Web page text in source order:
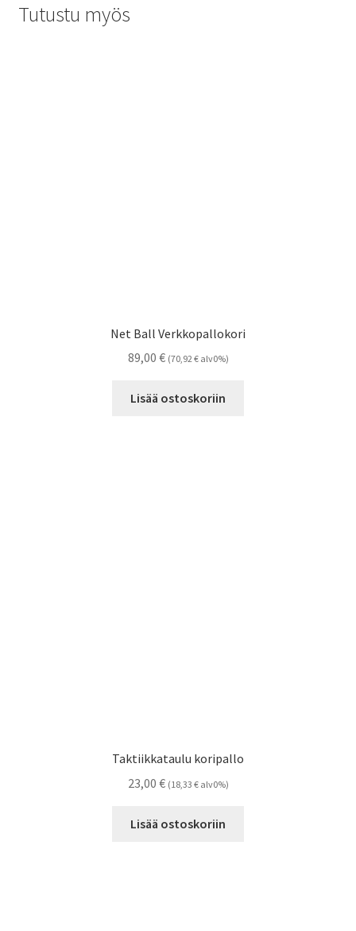
Tutustu myös
Net Ball Verkkopallokori
89,00 € (70,92€alv0%)
Lisää ostoskoriin
Taktiikkataulu koripallo
23,00 € (18,33 €alv0%)
Lisää ostoskoriin